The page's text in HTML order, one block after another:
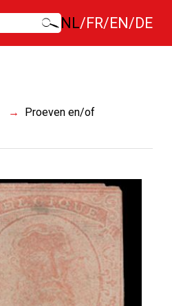
NL FR EN DE
Proeven en/of